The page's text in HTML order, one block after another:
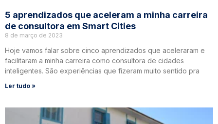
5 aprendizados que aceleram a minha carreira
de consultora em Smart Cities
8 de março de 2023
Hoje vamos falar sobre cinco aprendizados que aceleraram e
facilitaram a minha carreira como consultora de cidades
inteligentes. São experiências que fizeram muito sentido pra
Ler tudo »